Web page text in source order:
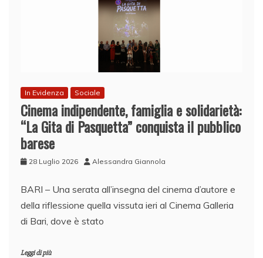
In Evidenza Sociale
Cinema indipendente, famiglia e solidarietà:
“La Gita di Pasquetta” conquista il pubblico
barese
28 Luglio 2026 Alessandra Giannola
BARI – Una serata all’insegna del cinema d’autore e
della riflessione quella vissuta ieri al Cinema Galleria
di Bari, dove è stato
Leggi di più